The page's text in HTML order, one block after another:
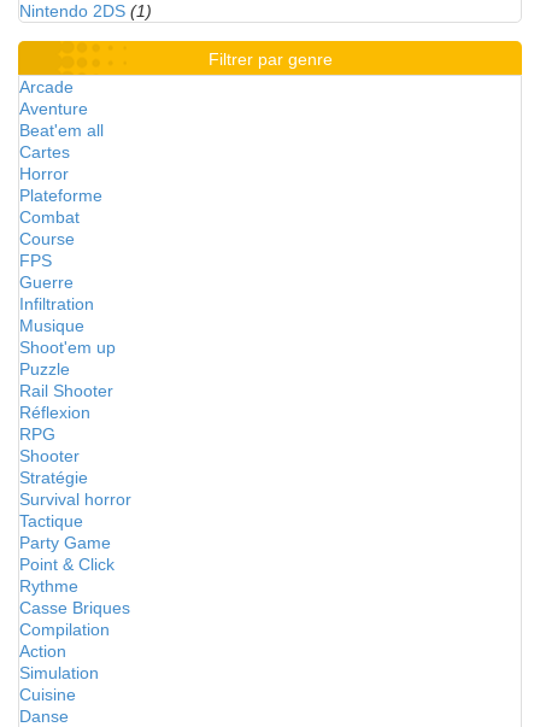
Nintendo 2DS (1)
Filtrer par genre
Arcade
Aventure
Beat'em all
Cartes
Horror
Plateforme
Combat
Course
FPS
Guerre
Infiltration
Musique
Shoot'em up
Puzzle
Rail Shooter
Réflexion
RPG
Shooter
Stratégie
Survival horror
Tactique
Party Game
Point & Click
Rythme
Casse Briques
Compilation
Action
Simulation
Cuisine
Danse